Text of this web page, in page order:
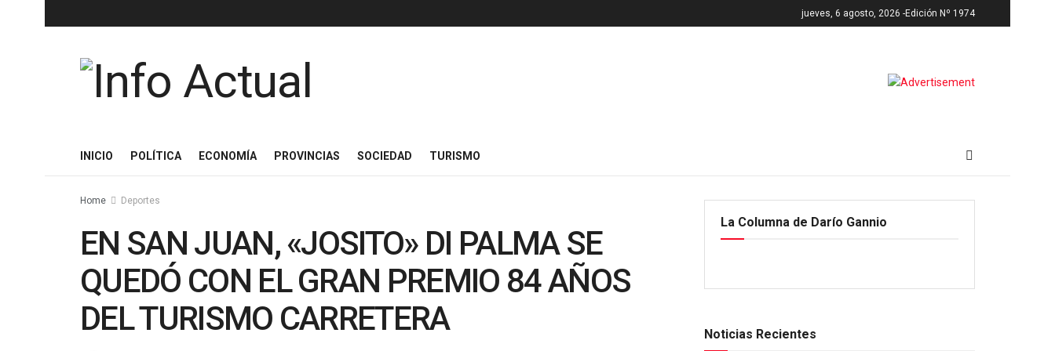
jueves, 6 agosto, 2026 -Edición Nº 1974
INICIO POLÍTICA ECONOMÍA PROVINCIAS SOCIEDAD TURISMO
Home Deportes
EN SAN JUAN, «JOSITO» DI PALMA SE
QUEDÓ CON EL GRAN PREMIO 84 AÑOS
DEL TURISMO CARRETERA
La Columna de Darío Gannio
Noticias Recientes